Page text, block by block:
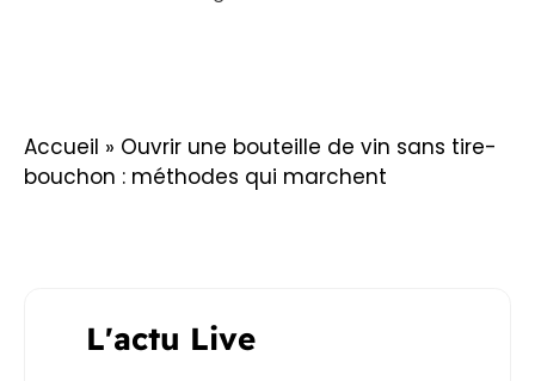
Accueil » Ouvrir une bouteille de vin sans tire-
bouchon : méthodes qui marchent
L'actu Live